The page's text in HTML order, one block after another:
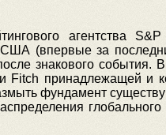
агентства
(впервые за
знакового
Fitch принадлежащей и
фундамент